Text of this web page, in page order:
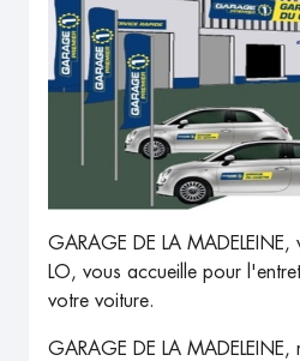
GARAGE DE LA
LO, vous accueille pour
votre voiture.
GARAGE DE LA MADELEINE,